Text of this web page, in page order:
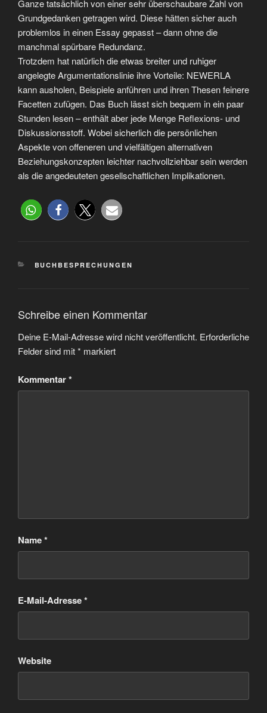
Ganze tatsächlich von einer sehr überschaubare Zahl von
Grundgedanken getragen wird. Diese hätten sicher auch
problemlos in einen Essay gepasst – dann ohne die
manchmal spürbare Redundanz.
Trotzdem hat natürlich die etwas breiter und ruhiger
angelegte Argumentationslinie ihre Vorteile: NEWERLA
kann ausholen, Beispiele anführen und ihren Thesen feinere
Facetten zufügen. Das Buch lässt sich bequem in ein paar
Stunden lesen – enthält aber jede Menge Reflexions- und
Diskussionsstoff. Wobei sicherlich die persönlichen
Aspekte von offeneren und vielfältigen alternativen
Beziehungskonzepten leichter nachvollziehbar sein werden
als die angedeuteten gesellschaftlichen Implikationen.
BUCHBESPRECHUNGEN
Schreibe einen Kommentar
Deine E-Mail-Adresse wird nicht veröffentlicht. Erforderliche
Felder sind mit* markiert
Kommentar*
Name*
E-Mail-Adresse*
Website